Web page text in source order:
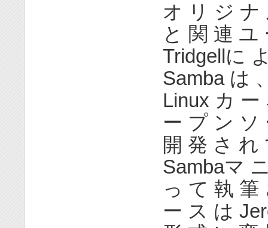
オ リ ジ ナ
と 関 連 ユ
Tridgellに
Samba は
Linux カ
ー プ ン ソ
開 発 さ れ
Sambaマ
っ て 執 筆
ー ス は